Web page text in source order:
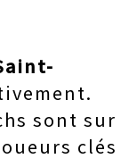
sont sur
clés